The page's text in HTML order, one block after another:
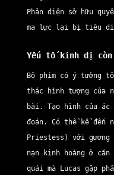
Phản diện sở hữu
ma lực lại bị tiêu
Yếu tố kinh dị còn
Bộ phim có ý tưởng
thác hình tượng của
bài. Tạo hình của ác
đoán. Có thể kể đến
Priestess) với
nạn kinh hoàng ở
quái mà Lucas gặp